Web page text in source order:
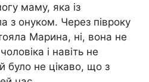
маму, яка із
з онуком. Через півроку
Марина, ні, вона не
і навіть не
було не цікаво, що з